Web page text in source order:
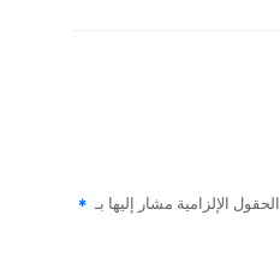
الحقول الإلزامية مشار إليها بـ